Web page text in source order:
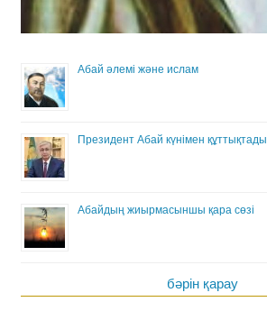
Абай әлемі және ислам
Президент Абай күнімен құттықтады
Абайдың жиырмасыншы қара сөзі
бәрін қарау